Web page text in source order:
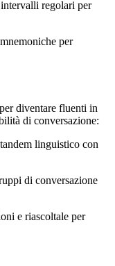
regolari per
per
diventare fluenti in
di conversazione:
linguistico con
di conversazione
e riascoltale per